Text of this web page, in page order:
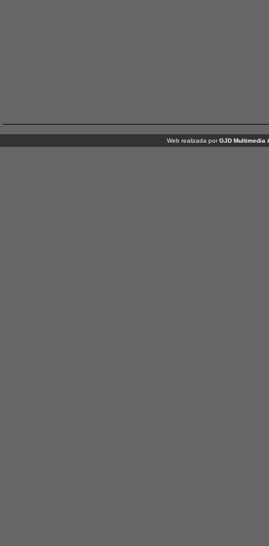
Web realizada por GJD Multimedia